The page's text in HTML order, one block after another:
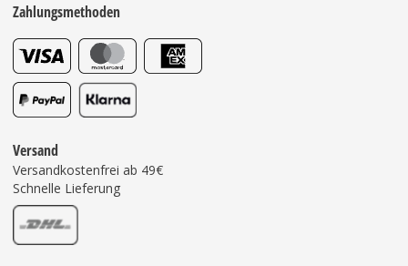
Zahlungsmethoden
Versand
Versandkostenfrei ab 49€
Schnelle Lieferung